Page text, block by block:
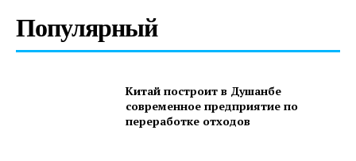
Популярный
Китай построит в Душанбе
современное предприятие по
переработке отходов